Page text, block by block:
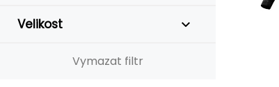
Velikost
Vymazat filtr